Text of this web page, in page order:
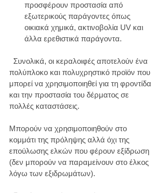
προσφέρουν προστασία από
εξωτερικούς παράγοντες όπως
οικιακά χημικά, ακτινοβολία UV και
άλλα ερεθιστικά παράγοντα.
πολύπλοκο και πολυχρηστικό προϊόν που
μπορεί να χρησιμοποιηθεί για τη φροντίδα
και την προστασία του δέρματος σε
πολλές καταστάσεις.
Μπορούν να χρησιμοποιηθούν στο
κομμάτι της πρόληψης αλλά όχι της
επούλωσης ελκών που φέρουν εξίδρωση
(δεν μπορούν να παραμείνουν στο έλκος
λόγω των εξιδρωμάτων).